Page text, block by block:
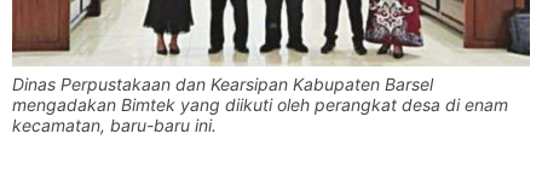
Dinas Perpustakaan dan Kearsipan Kabupaten Barsel
mengadakan Bimtek yang diikuti oleh perangkat desa di enam
kecamatan, baru-baru ini.